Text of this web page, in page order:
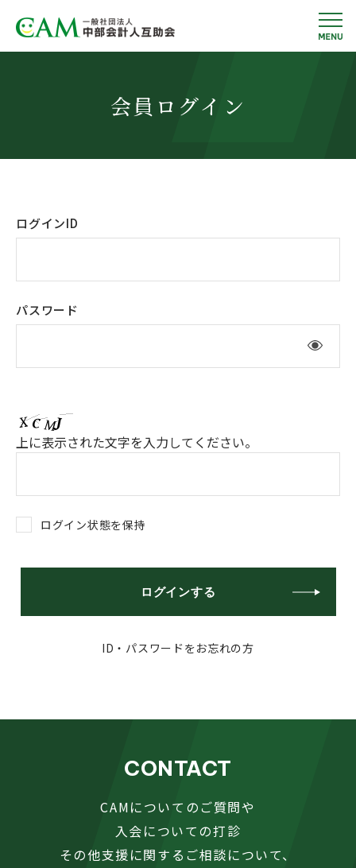
会員ログイン
ログインID
パスワード
上に表示された文字を入力してください。
ログイン状態を保持
ログインする
ID・パスワードをお忘れの方
CONTACT
CAMについてのご質問や
入会についての打診
その他支援に関するご相談について、